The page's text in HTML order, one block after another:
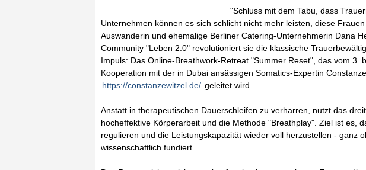
"Schluss mit dem Tabu, dass
Unternehmen können es sich schlicht nicht mehr leisten, diese
Auswanderin und ehemalige Berliner Catering-Unternehmerin Dana
Community "Leben 2.0" revolutioniert sie die klassische
Impuls: Das Online-Breathwork-Retreat "Summer Reset", das vom 3.
Kooperation mit der in Dubai ansässigen Somatics-Expertin
https://constanzewitzel.de/ geleitet wird.
Anstatt in therapeutischen Dauerschleifen zu verharren, nutzt das
hocheffektive Körperarbeit und die Methode "Breathplay". Ziel ist es,
regulieren und die Leistungskapazität wieder voll herzustellen - ganz
wissenschaftlich fundiert.